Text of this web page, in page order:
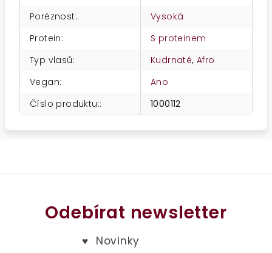
Poréznost:
Vysoká
Protein:
S proteinem
Typ vlasů: Kudrnaté,Afro
Vegan:
Ano
Číslo produktu:: 1000112
Odebírat newsletter